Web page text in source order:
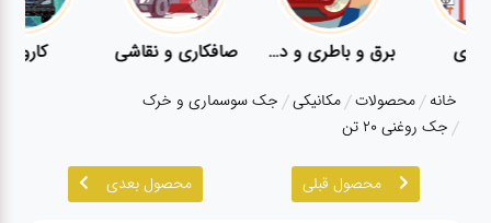
ارتباط
باما
درباره
ما
کارواش لوازم یدکی معاینه فنی
خانه محصولات مکانیکی جک سوسماری و خرک
جک روغنی ۲۰ تن
محصول قبلی محصول بعدی